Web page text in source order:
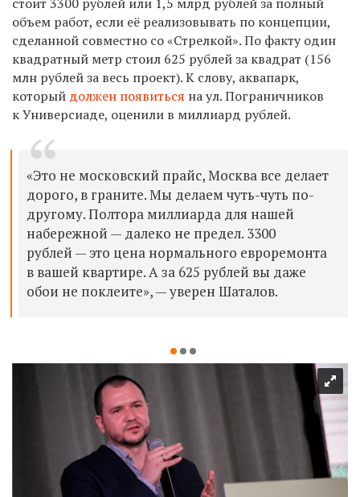
объем работ, если её реализовывать по концепции,
сделанной совместно со «Стрелкой». По факту один
квадратный метр стоил 625 рублей за квадрат (156
млн рублей за весь проект). К слову, аквапарк,
который должен появиться на ул. Пограничников
к Универсиаде, оценили в миллиард рублей.
«Это не московский прайс, Москва все делает
дорого, в граните. Мы делаем чуть-чуть по-
другому. Полтора миллиарда для нашей
набережной — далеко не предел. 3300
рублей — это цена нормального евроремонта
в вашей квартире. А за 625 рублей вы даже
обои не поклеите», —уверен Шаталов.